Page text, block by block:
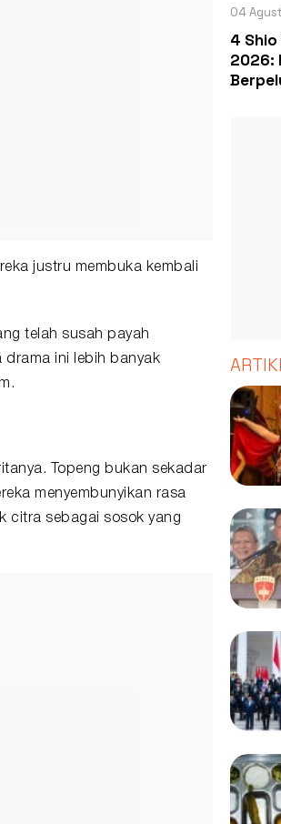
justru membuka kembali
telah susah payah
drama ini lebih banyak
Topeng bukan sekadar
menyembunyikan rasa
citra sebagai sosok yang
04
4
2026: